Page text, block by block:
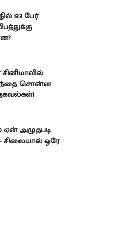
133 பேர்
சொன்ன
ஏன் அழுதபடி
சிலையால் ஒரே